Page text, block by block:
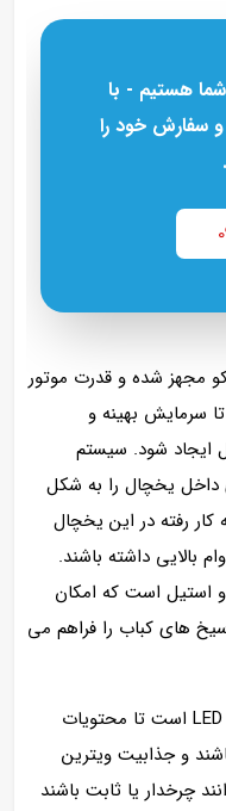
شما هستیم - با
و سفارش خود را
مجهز شده و قدرت موتور
سرمایش بهینه و
شود. سیستم
داخل یخچال را به شکل
رفته در این یخچال
بالایی داشته باشند.
استیل است که امکان
های کباب را فراهم می‌
این یخچال مجهز به سیستم روشنایی LED است تا محتویات
و جذابیت ویترین
چرخدار یا ثابت باشند